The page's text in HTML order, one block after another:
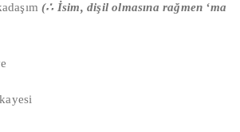
(∴ İsim, dişil olmasına rağmen ‘ma